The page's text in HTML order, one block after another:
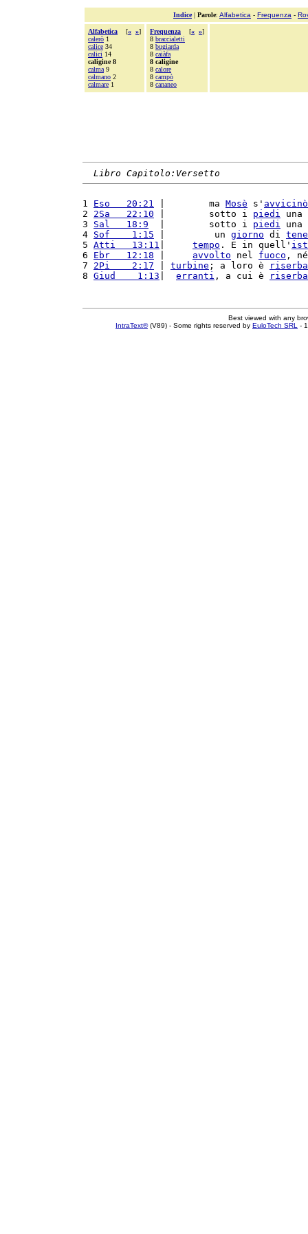
Indice| Parole: Alfabetica - Frequenza -
Alfabetica [« »]
calerò 1
calice 34
calici 14
caligine 8
calma 9
calmano 2
calmare 1
Frequenza [« »]
8 braccialetti
8 bugiarda
8 caiàfa
8 caligine
8 calore
8 campò
8 cananeo
Libro Capitolo:Versetto
1 Eso   20:21 |        ma Mosè s' avvicinò
2 2Sa   22:10 |        sotto i piedi una
3 Sal   18:9
  |        sotto i
piedi una
4 Sof    1:15 |         un giorno di
5 Atti   13:11 tempo . E in quell'
6 Ebr   12:18 avvolto nel fuoco ,
7 2Pi    2:17 turbine ; a loro è
8 Giud    1:13 erranti , a cui è
Best viewed with any
IntraText®(V89) - Some rights reserved by EuloTech SRL -